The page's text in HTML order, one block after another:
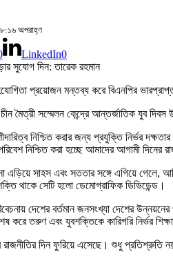
অপরাহ্ণ
LinkedIn0
প্রয়োজন মন্তব্য করে বিএনপির
চীন মৈত্রী সম্মেলন কেন্দ্রে আন্তর্জাতিক যুব
নিশ্চিত করার জন্য প্রযুক্তি নির্ভর
নিশ্চিত করা হচ্ছে আমাদের আগামী
এড়িয়ে সাহস এবং সততার সঙ্গে এগিয়ে গেলে,
থাকে সেটি হলো ডেমোগ্রাফিক ডিভিডেন্ড।
দেশের বর্তমান জনসংখ্যা দেশের
করে তরুণ এবং যুবশক্তিকে কারিগরি নির্ভর
দিন ফুরিয়ে এসেছে। শুধু প্রতিশ্রুতি